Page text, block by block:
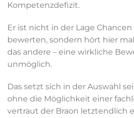
Kompetenzdefizit.
Er ist nicht in der Lage
bewerten, sondern hört hier
das andere – eine wirkliche
unmöglich.
Das setzt sich in der Auswahl
ohne die Möglichkeit einer
vertraut der Braon letztendlich